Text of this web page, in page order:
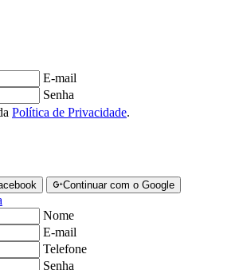
E-mail
Senha
Política de Privacidade.
Continuar com o Google
Nome
E-mail
Telefone
Senha